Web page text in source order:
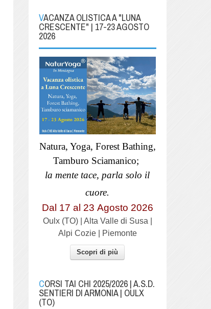
VACANZA OLISTICA A "LUNA
CRESCENTE" | 17-23 AGOSTO
2026
Natura, Yoga, Forest Bathing,
Tamburo Sciamanico;
la mente tace, parla solo il
cuore.
Dal 17 al 23 Agosto 2026
Oulx (TO) | Alta Valle di Susa |
Alpi Cozie | Piemonte
Scopri di più
CORSI TAI CHI 2025/2026 | A.S.D.
SENTIERI DI ARMONIA | OULX
(TO)